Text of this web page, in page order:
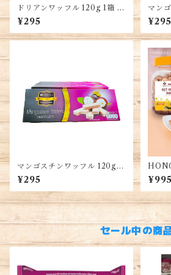
ドリアンワッフル 120g 1箱 ハ
ラル認証・Durian Wafers
¥295
マン
ラル
¥295
マンゴスチンワッフル 120g 1
箱 ハラル認証・Mangosteen
Wafers
¥295
180G
ều
¥995
セール中の商